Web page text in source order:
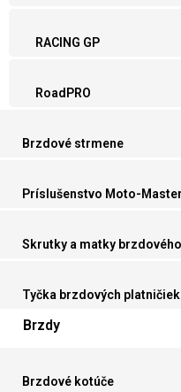
RACING GP
RoadPRO
Brzdové strmene
Príslušenstvo Moto-Master
Skrutky a matky
Tyčka brzdových
Brzdy
Brzdové kotúče